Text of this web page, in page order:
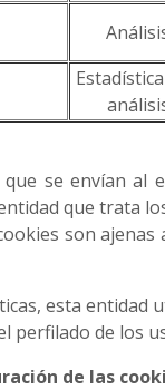
que se envían al
que trata
son
esta
perfilado de los
de las